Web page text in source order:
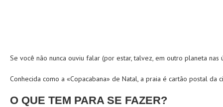
Se você não nunca ouviu falar (por estar, talvez, em outro planeta
Conhecida como a «Copacabana» de Natal, a praia é cartão postal
O QUE TEM PARA SE FAZER?